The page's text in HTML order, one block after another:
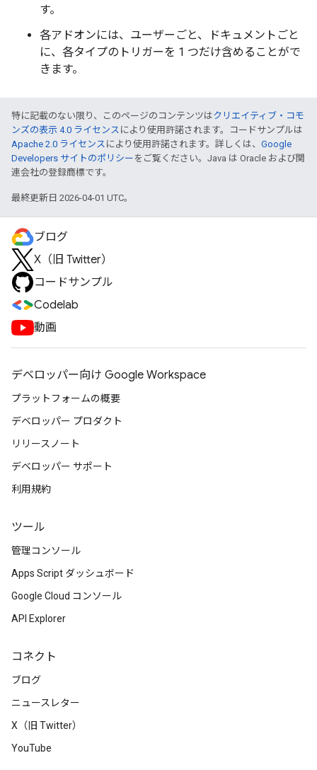
す。
各アドオンには、ユーザーごと、ドキュメントごと
に、各タイプのトリガーを 1 つだけ含めることがで
きます。
特に記載のない限り、このページのコンテンツはクリエイティブ・コモ
ンズの表示 4.0 ライセンス により使用許諾されます。コードサンプルは
Apache 2.0 ライセンス により使用許諾されます。詳しくは、 Google
Developers サイトのポリシー をご覧ください。Java は Oracle および関
連会社の登録商標です。
最終更新日 2026-04-01 UTC。
ブログ
X（旧 Twitter）
コードサンプル
Codelab
動画
デベロッパー向け Google Workspace
プラットフォームの概要
デベロッパー プロダクト
リリースノート
デベロッパー サポート
利用規約
ツール
管理コンソール
Apps Script ダッシュボード
Google Cloud コンソール
API Explorer
コネクト
ブログ
ニュースレター
X（旧 Twitter）
YouTube